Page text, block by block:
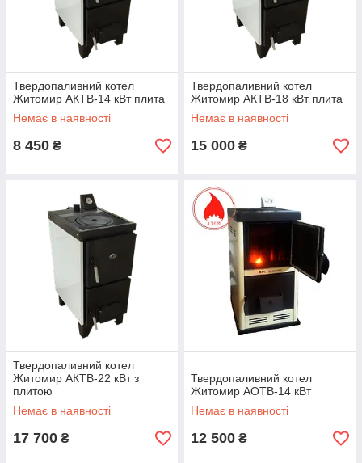
Твердопаливний котел
Житомир АКТВ-14 кВт плита
Немає в наявності
8 450 ₴
Твердопаливний котел
Житомир АКТВ-18 кВт плита
Немає в наявності
15 000 ₴
Твердопаливний котел
Житомир АКТВ-22 кВт з
плитою
Немає в наявності
17 700 ₴
Твердопаливний котел
Житомир АОТВ-14 кВт
Немає в наявності
12 500 ₴